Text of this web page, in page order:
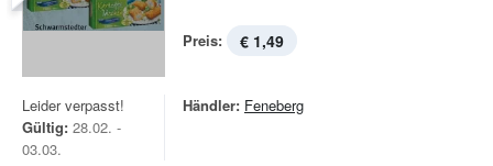
Preis: € 1,49
Leider verpasst!
Gültig: 28.02. -
03.03.
Händler: Feneberg